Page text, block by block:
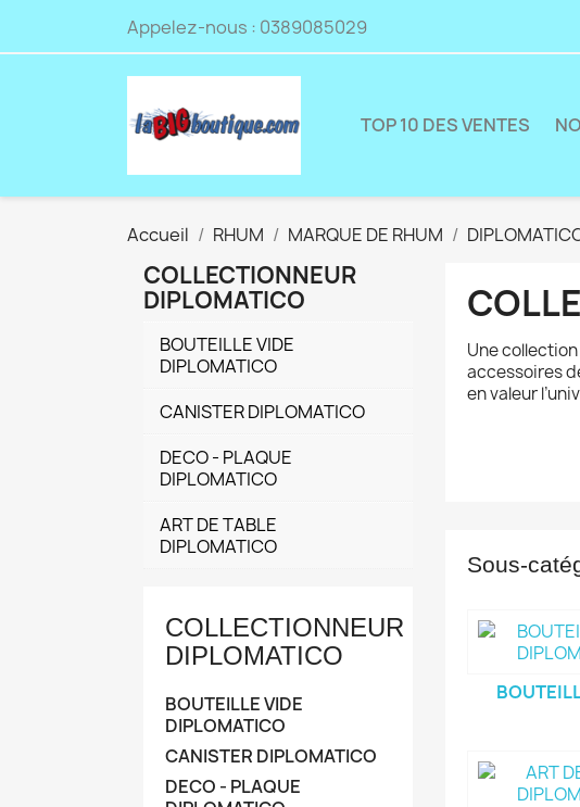
Appelez-nous : 0389085029
TOP 10 DES VENTES
Accueil RHUM MARQUE DE RHUM
COLLECTIONNEUR
DIPLOMATICO
BOUTEILLE VIDE
DIPLOMATICO
CANISTER DIPLOMATICO
DECO - PLAQUE
DIPLOMATICO
ART DE TABLE
DIPLOMATICO
COLLECTIONNEUR
DIPLOMATICO
BOUTEILLE VIDE
DIPLOMATICO
CANISTER DIPLOMATICO
DECO - PLAQUE
Une
accessoires
en valeur
Sous-